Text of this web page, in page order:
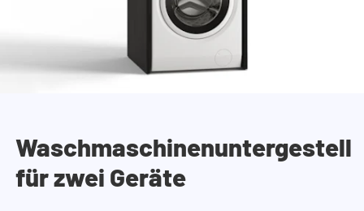
Waschmaschinenuntergestell
für zwei Geräte